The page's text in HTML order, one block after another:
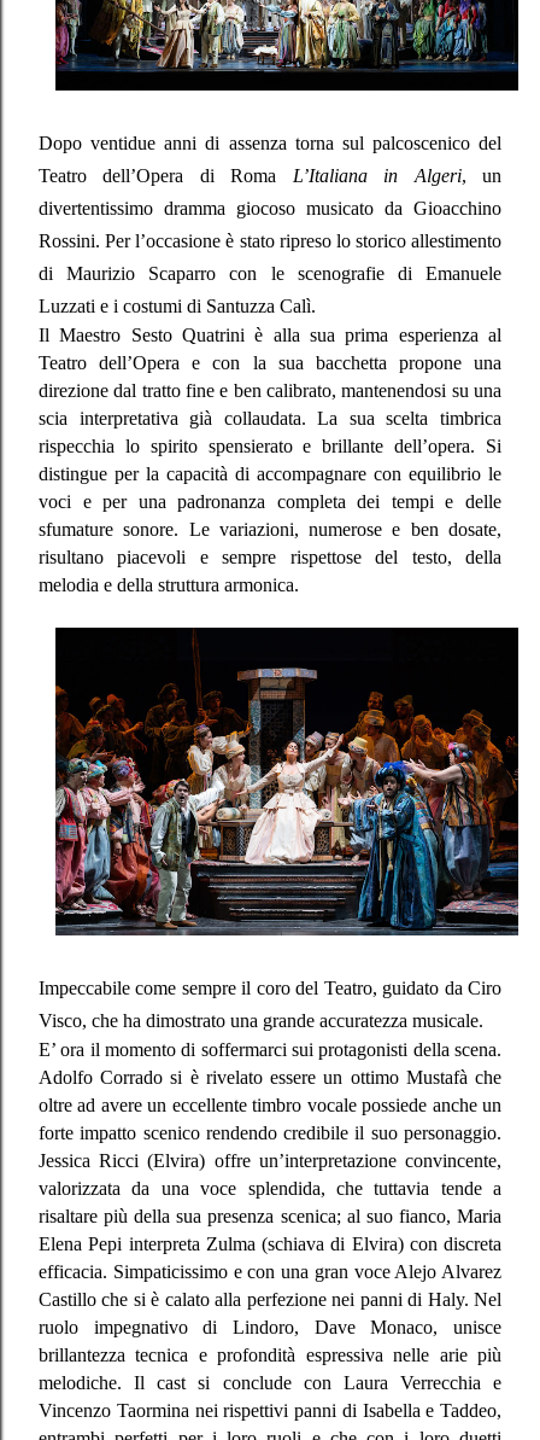
Dopo ventidue anni di assenza torna sul palcoscenico del
Teatro dell’Opera di Roma L’Italiana in Algeri, un
divertentissimo dramma giocoso musicato da Gioacchino
Rossini. Per l’occasione è stato ripreso lo storico allestimento
di Maurizio Scaparro con le scenografie di Emanuele
Luzzati e i costumi di Santuzza Calì.
Il Maestro Sesto Quatrini è alla sua prima esperienza al
Teatro dell’Opera e con la sua bacchetta propone una
direzione dal tratto fine e ben calibrato, mantenendosi su una
scia interpretativa già collaudata. La sua scelta timbrica
rispecchia lo spirito spensierato e brillante dell’opera. Si
distingue per la capacità di accompagnare con equilibrio le
voci e per una padronanza completa dei tempi e delle
sfumature sonore. Le variazioni, numerose e ben dosate,
risultano piacevoli e sempre rispettose del testo, della
melodia e della struttura armonica.
Impeccabile come sempre il coro del Teatro, guidato da Ciro
Visco, che ha dimostrato una grande accuratezza musicale.
E’ ora il momento di soffermarci sui protagonisti della scena.
Adolfo Corrado si è rivelato essere un ottimo Mustafà che
oltre ad avere un eccellente timbro vocale possiede anche un
forte impatto scenico rendendo credibile il suo personaggio.
Jessica Ricci (Elvira) offre un’interpretazione convincente,
valorizzata da una voce splendida, che tuttavia tende a
risaltare più della sua presenza scenica; al suo fianco, Maria
Elena Pepi interpreta Zulma (schiava di Elvira) con discreta
efficacia. Simpaticissimo e con una gran voce Alejo Alvarez
Castillo che si è calato alla perfezione nei panni di Haly. Nel
ruolo impegnativo di Lindoro, Dave Monaco, unisce
brillantezza tecnica e profondità espressiva nelle arie più
melodiche. Il cast si conclude con Laura Verrecchia e
Vincenzo Taormina nei rispettivi panni di Isabella e Taddeo,